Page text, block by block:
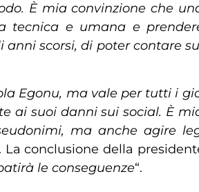
È mia convinzione che
tecnica e umana e
scorsi, di poter contare
Egonu, ma vale per tutti i
ai suoi danni sui social. È
ma anche agire
La conclusione della
le conseguenze“.